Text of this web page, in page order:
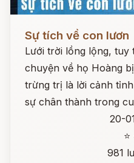
Sự tích về con lươn
Lưới trời lồng lộng, tuy
chuyện về họ Hoàng
trừng trị là lời cảnh
sự chân thành trong
20-
981